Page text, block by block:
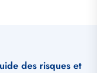
des risques et